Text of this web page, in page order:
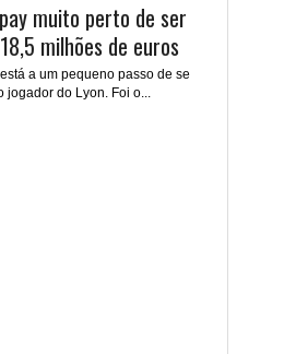
muito perto de ser
milhões de euros
a um pequeno passo de se
jogador do Lyon. Foi o...